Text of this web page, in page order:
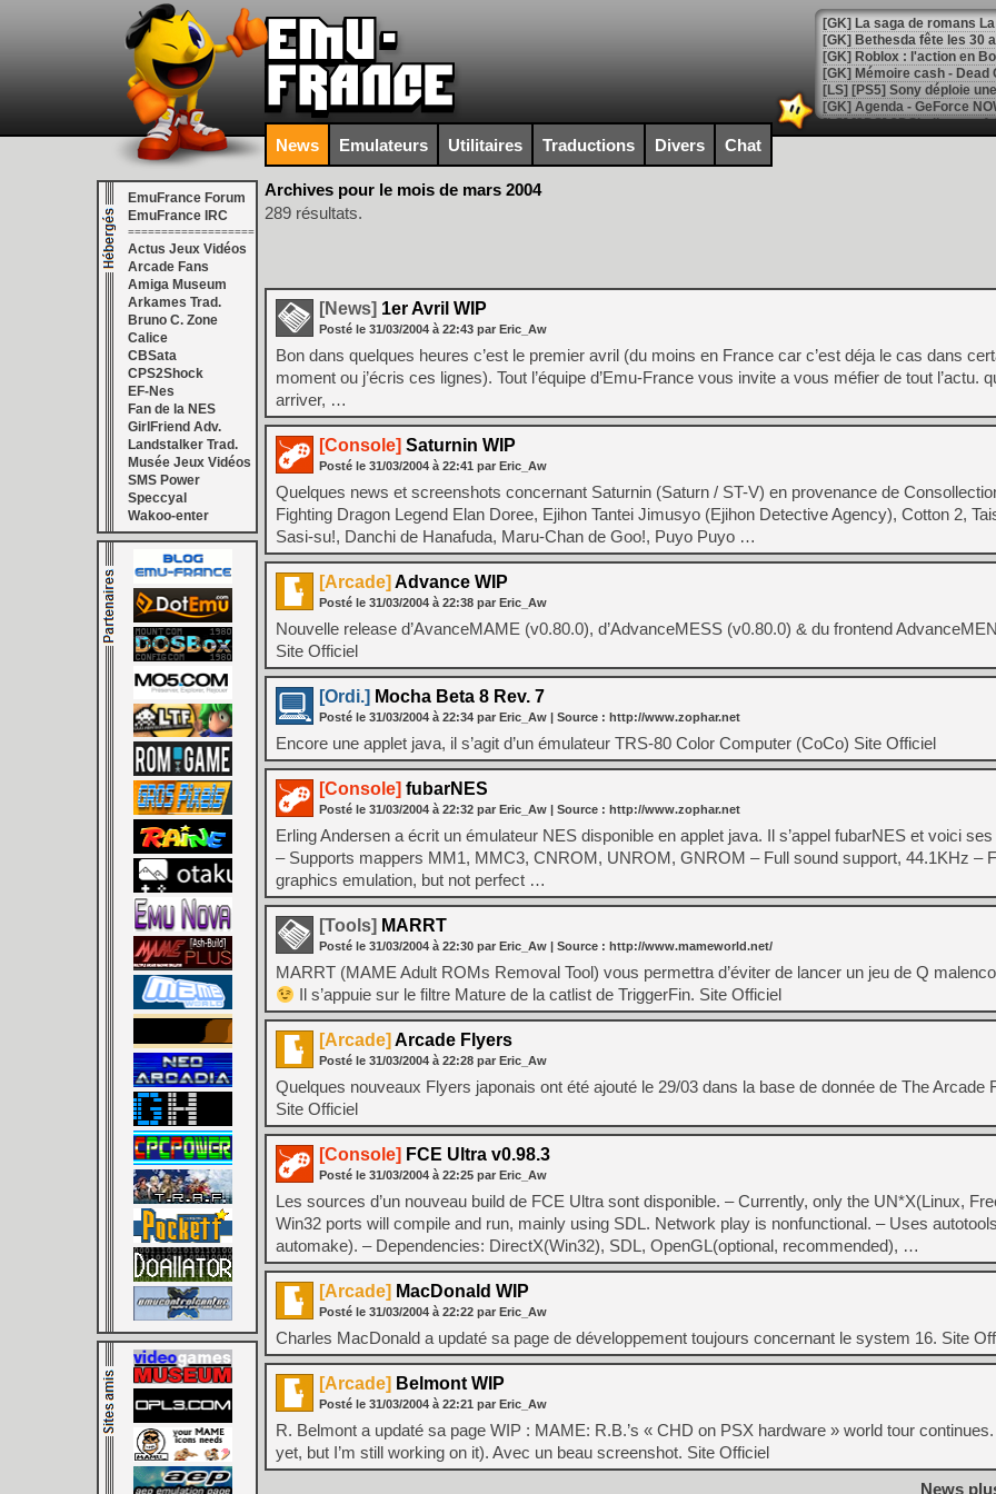
[GK] Bethesda fête les 30
[GK] Roblox : l'action en
[GK] Agenda - GeForce
[GK] Devolver Digital en a
[LS] [PS5] ps5-y2jb-
[GK] Pourquoi Marvel
[GK] Test : Restory : Chill
[GK] GTA 6 : Rockstar
[GK] Hot Wheels Infinite
[GK] Mémoire cash -
[GK] Résultats Nintendo :
[GK] Déjà des
[GK] Minecraft et ses «
[GK] Beast of
[GK] Ubisoft : fin de partie
[GK] Mémoire cash -
[GK] Dan Houser (GTA)
[GK] Comment EA Sports
[GK] Crimson Moon : un
[GK] Isle of Reveries : le
[GK] Moonlighter 2 : The
[GK] Capcom relance
[GK] Le beat'em up The
[GK] Endless Legend 2 :
[LS] [PS5] Le WebKit
[GK] Oubliez Crazy Taxi,
[LS] [Switch] NSZ 5.0.0
News Emulateurs Utilitaires Traductions Divers Chat
EmuFrance Forum
EmuFrance IRC
===================
Actus Jeux Vidéos
Arcade Fans
Amiga Museum
Arkames Trad.
Bruno C. Zone
Calice
CBSata
CPS2Shock
EF-Nes
Fan de la NES
GirlFriend Adv.
Landstalker Trad.
Musée Jeux Vidéos
SMS Power
Speccyal
Wakoo-enter
Archives pour le mois de mars 2004
289 résultats.
[News] 1er Avril WIP
Posté le 31/03/2004 à 22:43 par Eric_Aw
Bon dans quelques heures c’est le premier avril (du moins en France car c’est déja le cas dans
moment ou j’écris ces lignes). Tout l’équipe d’Emu-France vous invite a vous méfier de tout l’actu.
arriver, …
[Console] Saturnin WIP
Posté le 31/03/2004 à 22:41 par Eric_Aw
Quelques news et screenshots concernant Saturnin (Saturn / ST-V) en provenance de
Fighting Dragon Legend Elan Doree, Ejihon Tantei Jimusyo (Ejihon Detective Agency), Cotton 2,
Sasi-su!, Danchi de Hanafuda, Maru-Chan de Goo!, Puyo Puyo …
[Arcade] Advance WIP
Posté le 31/03/2004 à 22:38 par Eric_Aw
Nouvelle release d’AvanceMAME (v0.80.0), d’AdvanceMESS (v0.80.0) & du frontend
Site Officiel
[Ordi.] Mocha Beta 8 Rev. 7
Posté le 31/03/2004 à 22:34 par Eric_Aw | Source : http://www.zophar.net
Encore une applet java, il s’agit d’un émulateur TRS-80 Color Computer (CoCo) Site Officiel
[Console] fubarNES
Posté le 31/03/2004 à 22:32 par Eric_Aw | Source : http://www.zophar.net
Erling Andersen a écrit un émulateur NES disponible en applet java. Il s’appel fubarNES et voici
– Supports mappers MM1, MMC3, CNROM, UNROM, GNROM – Full sound support, 44.1KHz –
graphics emulation, but not perfect …
[Tools] MARRT
Posté le 31/03/2004 à 22:30 par Eric_Aw | Source : http://www.mameworld.net/
MARRT (MAME Adult ROMs Removal Tool) vous permettra d’éviter de lancer un jeu de Q
Il s’appuie sur le filtre Mature de la catlist de TriggerFin. Site Officiel
[Arcade] Arcade Flyers
Posté le 31/03/2004 à 22:28 par Eric_Aw
Quelques nouveaux Flyers japonais ont été ajouté le 29/03 dans la base de donnée de The Arcade
Site Officiel
[Console] FCE Ultra v0.98.3
Posté le 31/03/2004 à 22:25 par Eric_Aw
Les sources d’un nouveau build de FCE Ultra sont disponible. – Currently, only the UN*X(Linux,
Win32 ports will compile and run, mainly using SDL. Network play is nonfunctional. – Uses
automake). – Dependencies: DirectX(Win32), SDL, OpenGL(optional, recommended), …
[Arcade] MacDonald WIP
Posté le 31/03/2004 à 22:22 par Eric_Aw
Charles MacDonald a updaté sa page de développement toujours concernant le system 16. Site
[Arcade] Belmont WIP
Posté le 31/03/2004 à 22:21 par Eric_Aw
R. Belmont a updaté sa page WIP : MAME: R.B.’s « CHD on PSX hardware » world tour
yet, but I’m still working on it). Avec un beau screenshot. Site Officiel
News